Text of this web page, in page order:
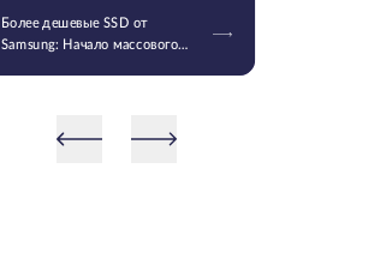
Более дешевые SSD от
Samsung: Начало массового